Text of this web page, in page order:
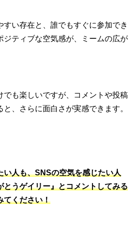
すい存在と、誰でもすぐに参加でき
ジティブな空気感が、ミームの広が
でも楽しいですが、コメントや投稿
、さらに面白さが実感できます。
い人も、SNSの空気を感じたい人
とうゲイリー』とコメントしてみる
てください！